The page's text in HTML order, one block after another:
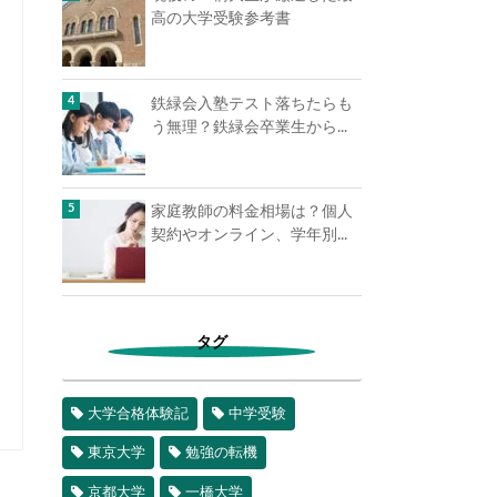
高の大学受験参考書
鉄緑会入塾テスト落ちたらも
う無理？鉄緑会卒業生から...
家庭教師の料金相場は？個人
契約やオンライン、学年別...
タグ
大学合格体験記 中学受験
東京大学 勉強の転機
京都大学 一橋大学